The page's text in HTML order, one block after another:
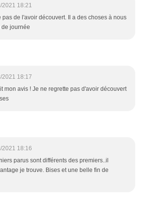
2021 18:21
pas de l'avoir découvert. Il a des choses à nous
journée
2021 18:17
mon avis ! Je ne regrette pas d'avoir découvert
2021 18:16
parus sont différents des premiers..il
je trouve. Bises et une belle fin de